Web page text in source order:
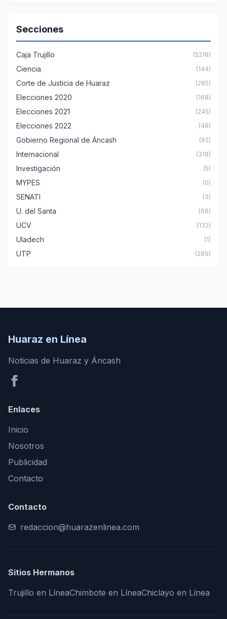
Secciones
Caja Trujillo (5218)
Ciencia (144)
Corte de Justicia de Huaraz (285)
Elecciones 2020 (168)
Elecciones 2021 (245)
Elecciones 2022 (48)
Gobierno Regional de Áncash (92)
Internacional (318)
Investigación (5)
MYPES (0)
SENATI (3)
U. del Santa (66)
UCV (132)
Uladech (1)
UTP (289)
Huaraz en Línea
Noticias de Huaraz y Áncash
Enlaces
Inicio
Nosotros
Publicidad
Contacto
Contacto
redaccion@huarazenlinea.com
Sitios Hermanos
Trujillo en LíneaChimbote en LíneaChiclayo en Línea